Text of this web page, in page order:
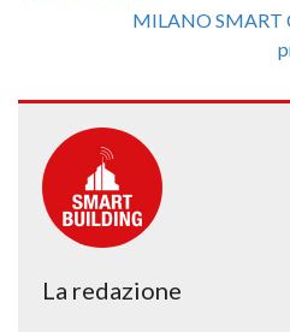
MILANO SMART
La redazione